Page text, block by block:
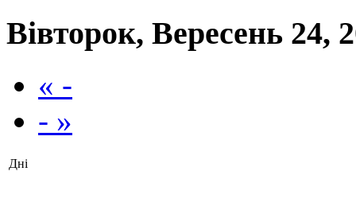
Вівторок, Вересень 24,
« -
- »
Дні